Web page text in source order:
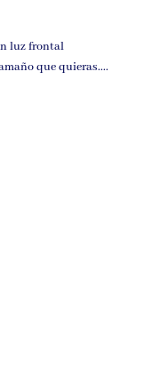
luz frontal
que quieras....